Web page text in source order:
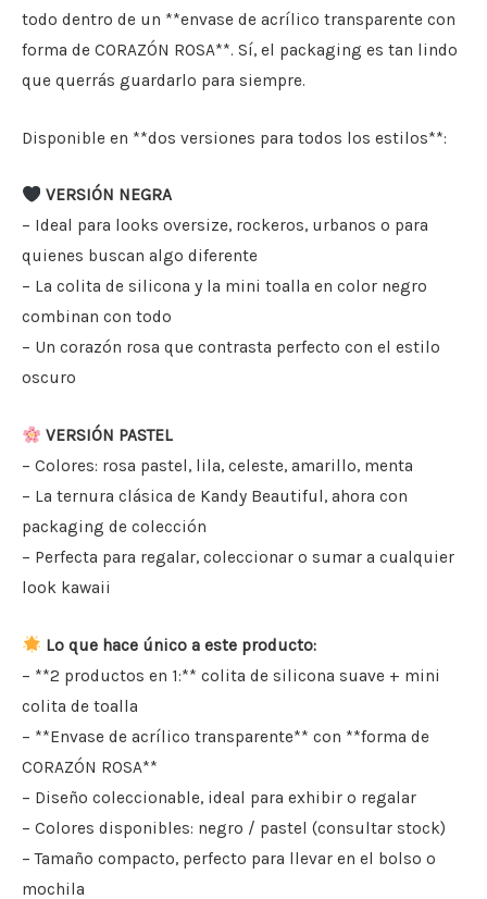
todo dentro de un **envase de acrílico transparente con
forma de CORAZÓN ROSA**. Sí, el packaging es tan lindo
que querrás guardarlo para siempre.
Disponible en **dos versiones para todos los estilos**:
VERSIÓN NEGRA
– Ideal para looks oversize, rockeros, urbanos o para
quienes buscan algo diferente
– La colita de silicona y la mini toalla en color negro
combinan con todo
– Un corazón rosa que contrasta perfecto con el estilo
oscuro
VERSIÓN PASTEL
– Colores: rosa pastel, lila, celeste, amarillo, menta
– La ternura clásica de Kandy Beautiful, ahora con
packaging de colección
– Perfecta para regalar, coleccionar o sumar a cualquier
look kawaii
Lo que hace único a este producto:
– **2 productos en 1:** colita de silicona suave + mini
colita de toalla
– **Envase de acrílico transparente** con **forma de
CORAZÓN ROSA**
– Diseño coleccionable, ideal para exhibir o regalar
– Colores disponibles: negro / pastel (consultar stock)
– Tamaño compacto, perfecto para llevar en el bolso o
mochila